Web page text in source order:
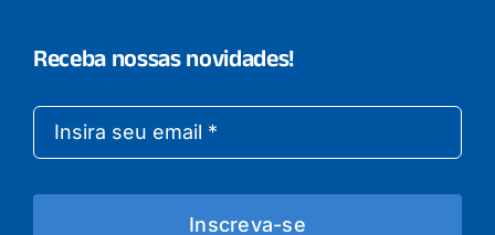
Receba nossas novidades!
Inscreva-se